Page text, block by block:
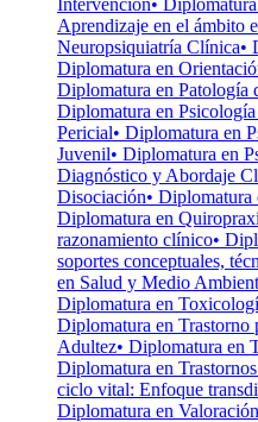
Intervención•
Aprendizaje en el ámbito
Neuropsiquiatría Clínica•
Diplomatura en
Diplomatura en Patología
Diplomatura en
Pericial• Diplomatura en
Juvenil• Diplomatura en
Diagnóstico y Abordaje
Disociación• Diplomatura
Diplomatura en
razonamiento clínico•
soportes conceptuales,
en Salud y Medio
Diplomatura en
Diplomatura en
Adultez• Diplomatura en
Diplomatura en
ciclo vital: Enfoque
Diplomatura en